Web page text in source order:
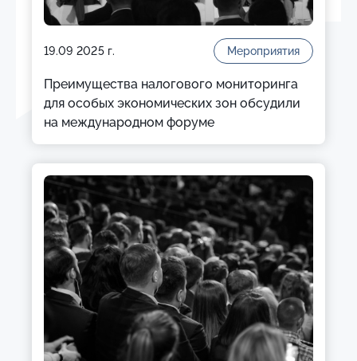
19.09 2025 г. Мероприятия
Преимущества налогового мониторинга
для особых экономических зон обсудили
на международном форуме